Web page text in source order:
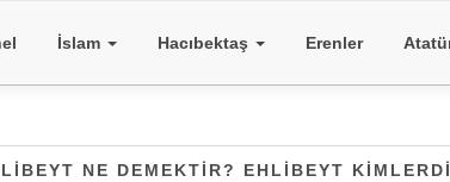
İslam Hacıbektaş Erenler
NE DEMEKTIR? EHLIBEYT